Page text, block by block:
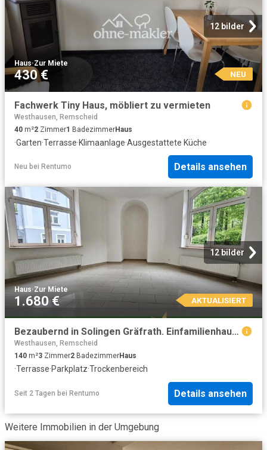
12 bilder
Haus·Zur Miete
430 € NEU
Fachwerk Tiny Haus, möbliert zu vermieten
Westhausen, Remscheid
40 m²2 Zimmer1 BadezimmerHaus
·Garten·Terrasse·Klimaanlage·Ausgestattete Küche
Neu bei Rentumo Details ansehen
12 bilder
Haus·Zur Miete
1.680 € AKTUALISIERT
Bezaubernd in Solingen Gräfrath. Einfamilienhaus mit Terrasse, Teich und Garage
Westhausen, Remscheid
140 m²3 Zimmer2 BadezimmerHaus
·Terrasse·Parkplatz·Trockenbereich
Seit 2 Tagen bei Rentumo Details ansehen
Weitere Immobilien in der Umgebung